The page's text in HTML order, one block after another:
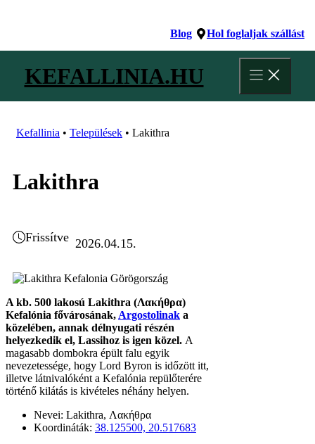
Blog Hol foglaljak szállást
KEFALLINIA.HU
Kefallinia • Települések • Lakithra
Lakithra
Frissítve 2026.04.15.
A kb. 500 lakosú Lakithra (Λακήθρα)
Kefalónia fővárosának, Argostolinak a
közelében, annak délnyugati részén
helyezkedik el, Lassihoz is igen közel. A
magasabb dombokra épült falu egyik
nevezetessége, hogy Lord Byron is időzött itt,
illetve látnivalóként a Kefalónia repülőterére
történő kilátás is kivételes néhány helyen.
Nevei: Lakithra, Λακήθρα
Koordináták: 38.125500, 20.517683